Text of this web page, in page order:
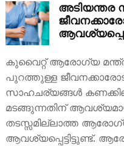
അടിയന്തര
കുവൈറ്റ് ആരോഗ്യ
പുറത്തുള്ള
സാഹചര്യങ്ങൾ
മടങ്ങുന്നതിന്
തടസ്സമില്ലാത്ത
ആവശ്യപ്പെട്ടിട്ടുണ്ട്.